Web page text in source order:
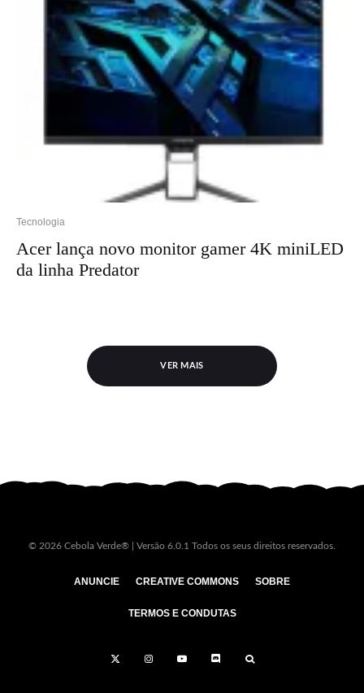
Tecnologia
Acer lança novo monitor gamer 4K miniLED
da linha Predator
VER MAIS
© 2026 Cebola Verde® | Versão 6.0.1 Todos os seus direitos reservados.
ANUNCIE CREATIVE COMMONS SOBRE
TERMOS E CONDUTAS